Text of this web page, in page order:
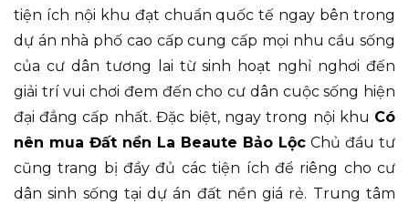
tiện ích nội khu đạt chuẩn quốc tế ngay bên trong
dự án nhà phố cao cấp cung cấp mọi nhu cầu sống
của cư dân tương lai từ sinh hoạt nghỉ nghơi đến
giải trí vui chơi đem đến cho cư dân cuộc sống hiện
đại đẳng cấp nhất. Đặc biệt, ngay trong nội khu Có
nên mua Đất nền La Beaute Bảo Lộc Chủ đầu tư
cũng trang bị đầy đủ các tiện ích để riêng cho cư
dân sinh sống tại dự án đất nền giá rẻ. Trung tâm